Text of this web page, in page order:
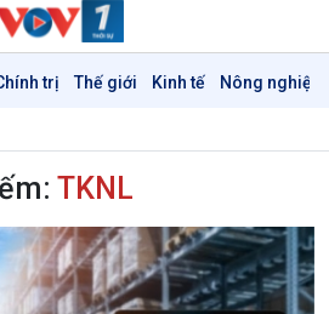
trị Thế giới Kinh tế Nông nghiệp
TKNL